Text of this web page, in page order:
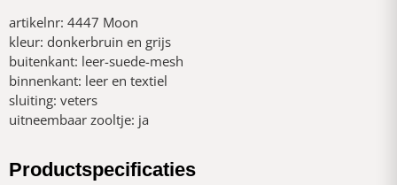
artikelnr: 4447 Moon
kleur: donkerbruin en grijs
buitenkant: leer-suede-mesh
binnenkant: leer en textiel
sluiting: veters
uitneembaar zooltje: ja
Productspecificaties